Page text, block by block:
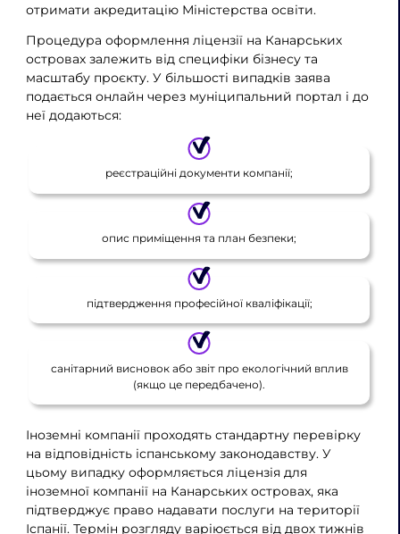
отримати акредитацію Міністерства освіти.
Процедура оформлення ліцензії на Канарських
островах залежить від специфіки бізнесу та
масштабу проєкту. У більшості випадків заява
подається онлайн через муніципальний портал і до
неї додаються:
реєстраційні документи компанії;
опис приміщення та план безпеки;
підтвердження професійної кваліфікації;
санітарний висновок або звіт про екологічний вплив
(якщо це передбачено).
Іноземні компанії проходять стандартну перевірку
на відповідність іспанському законодавству. У
цьому випадку оформляється ліцензія для
іноземної компанії на Канарських островах, яка
підтверджує право надавати послуги на території
Іспанії. Термін розгляду варіюється від двох тижнів